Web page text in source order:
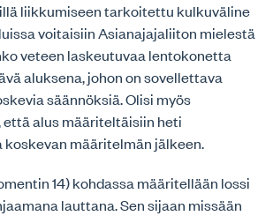
liikkumiseen tarkoitettu kulkuväline
voitaisiin Asianajajaliiton mielestä
veteen laskeutuvaa lentokonetta
aluksena, johon on sovellettava
säännöksiä. Olisi myös
alus määriteltäisiin heti
määritelmän jälkeen.
14) kohdassa määritellään lossi
lauttana. Sen sijaan missään